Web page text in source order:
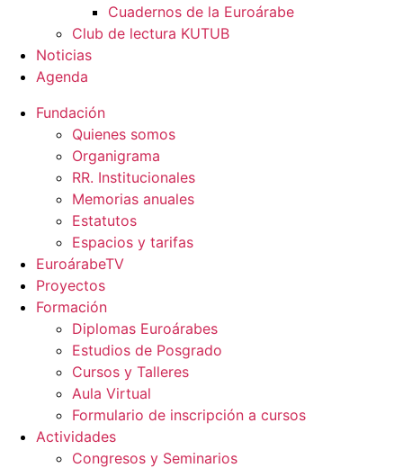
Cuadernos de la Euroárabe
Club de lectura KUTUB
Noticias
Agenda
Fundación
Quienes somos
Organigrama
RR. Institucionales
Memorias anuales
Estatutos
Espacios y tarifas
EuroárabeTV
Proyectos
Formación
Diplomas Euroárabes
Estudios de Posgrado
Cursos y Talleres
Aula Virtual
Formulario de inscripción a cursos
Actividades
Congresos y Seminarios